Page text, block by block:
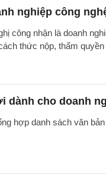
nghiệp công
công nhận là doanh
thức nộp, thẩm
dành cho doanh
hợp danh sách văn